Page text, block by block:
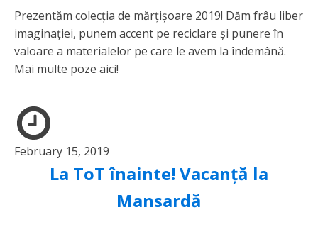
Prezentăm colecția de mărțișoare 2019! Dăm frâu liber
imaginației, punem accent pe reciclare și punere în
valoare a materialelor pe care le avem la îndemână.
Mai multe poze aici!
February 15, 2019
La ToT înainte! Vacanță la
Mansardă